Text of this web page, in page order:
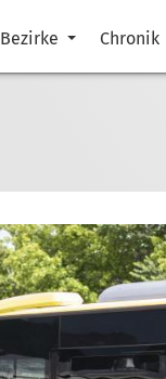
Bezirke Chronik